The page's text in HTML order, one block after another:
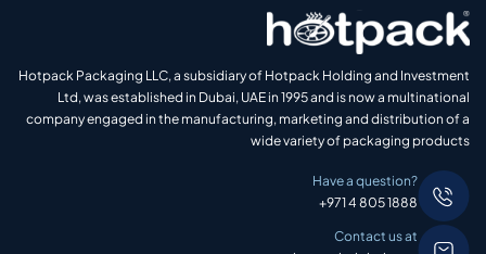
Hotpack Packaging LLC, a subsidiary of Hotpack Holding and Investment
Ltd, was established in Dubai, UAE in 1995 and is now a multinational
company engaged in the manufacturing, marketing and distribution of a
wide variety of packaging products
Have a question?
+971 4 805 1888
Contact us at